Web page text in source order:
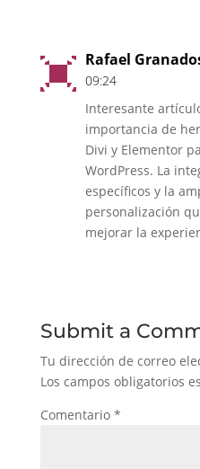
Rafael
09:24
Interesante
importancia de
Divi y Elementor
WordPress. La
específicos y la
personalización
mejorar la
Submit a
Tu dirección de correo
Los campos obligatorios
Comentario *